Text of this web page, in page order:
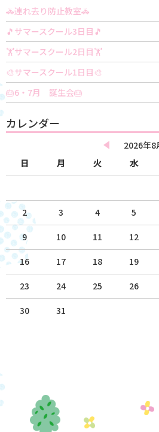
🚓連れ去り防止教室🚓
🎵サマースクール3日目🎵
🏋️サマースクール2日目🏋️
🎨サマースクール1日目🎨
🎂6・7月 誕生会🎂
カレンダー
2026年8
日
月 火 水
2 3 4 5
9 10 11 12
16 17 18 19
23 24 25 26
30 31